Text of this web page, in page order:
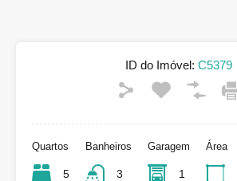
ID do Imóvel: C5379
Quartos
5
Banheiros
3
Garagem
1
Área